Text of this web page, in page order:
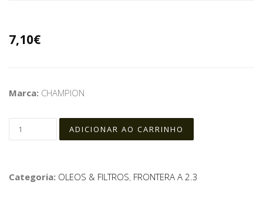
7,10€
Marca: CHAMPION
Categoria: OLEOS & FILTROS, FRONTERA A 2.3